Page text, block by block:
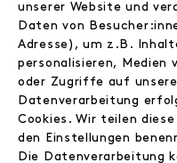
Store
Journal
Wir
Jobs
Instagram
Facebook
unserer Website und
Daten von
Adresse), um z.B.
personalisieren, Medien
oder Zugriffe auf
Datenverarbeitung
Cookies. Wir teilen
den Einstellungen
Die Datenverarbeitung